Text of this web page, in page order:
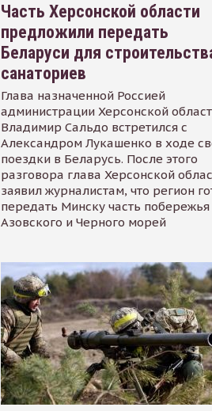
Часть Херсонской области
предложили передать
Беларуси для
санаториев
Глава назначенной Россией
администрации Херсонской
Владимир Сальдо встретился с
Александром Лукашенко в ходе
поездки в Беларусь. После этого
разговора глава Херсонской
заявил журналистам, что регион
передать Минску часть побережья
Азовского и Черного морей